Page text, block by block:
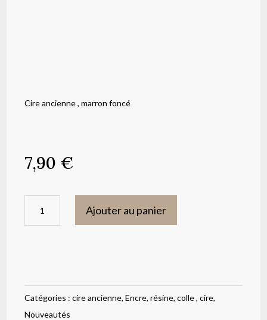
Cire ancienne , marron foncé
7,90 €
marron
foncé
Ajouter au panier
Catégories :cire ancienne,Encre, résine, colle , cire,
Nouveautés